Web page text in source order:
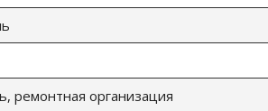
ремонтная организация